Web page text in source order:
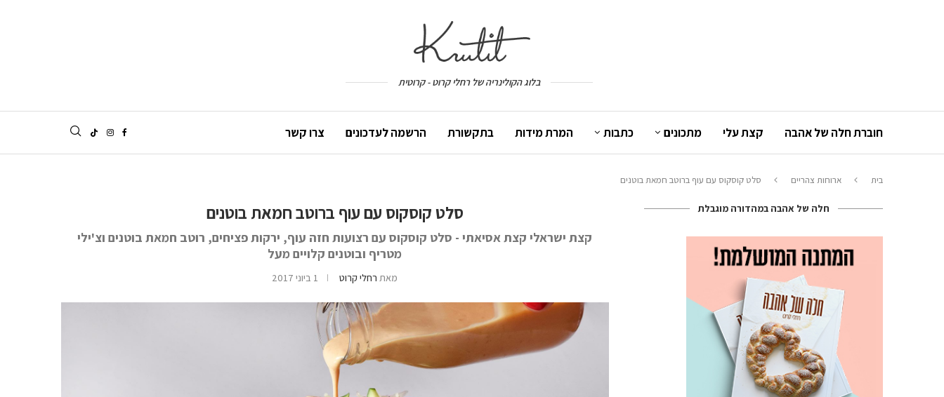
בלוג הקולינריה של רחלי קרוט - קרוטית
חוברת חלה של אהבה קצת עלי מתכונים כתבות המרת מידות בתקשורת הרשמה לעדכונים צרו קשר
בית ארוחות צהריים סלט קוסקוס עם עוף ברוטב חמאת בוטנים
סלט קוסקוס עם עוף ברוטב חמאת בוטנים
קצת ישראלי קצת אסיאתי - סלט קוסקוס עם רצועות חזה עוף, ירקות פציחים, רוטב חמאת בוטנים וצ'ילי
מטריף ובוטנים קלויים מעל
מאת רחלי קרוט 1 ביוני 2017
חלה של אהבה במהדורה מוגבלת